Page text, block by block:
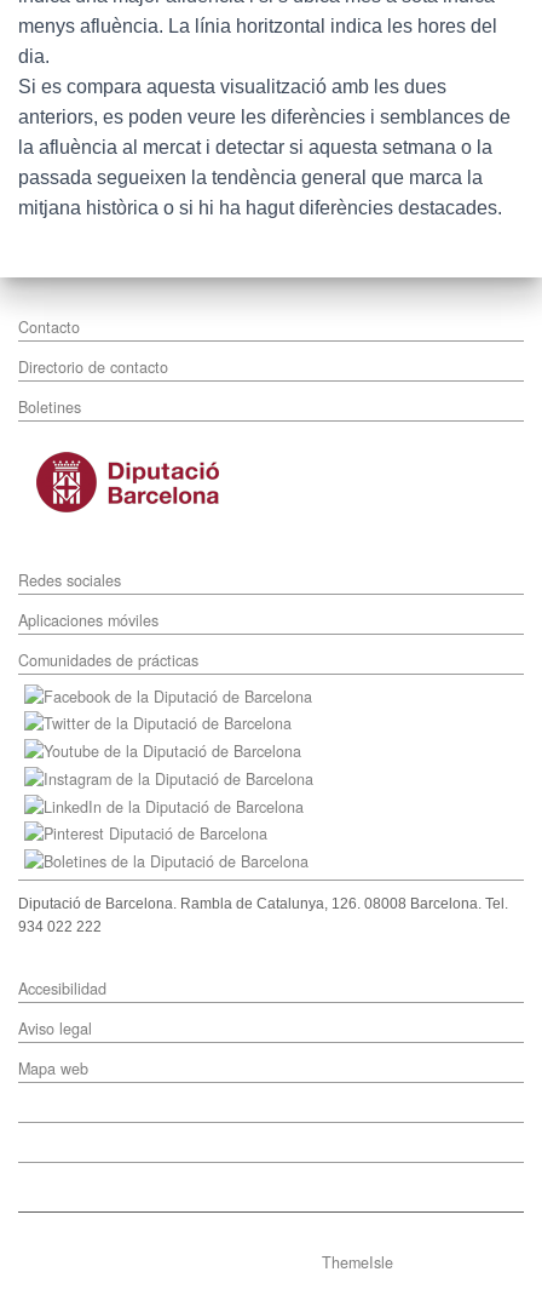
menys afluència. La línia horitzontal indica les hores del
dia.
Si es compara aquesta visualització amb les dues
anteriors, es poden veure les diferències i semblances de
la afluència al mercat i detectar si aquesta setmana o la
passada segueixen la tendència general que marca la
mitjana històrica o si hi ha hagut diferències destacades.
Contacto
Directorio de contacto
Boletines
Redes sociales
Aplicaciones móviles
Comunidades de prácticas
Diputació de Barcelona. Rambla de Catalunya, 126. 08008 Barcelona. Tel.
934 022 222
Accesibilidad
Aviso legal
Mapa web
ThemeIsle